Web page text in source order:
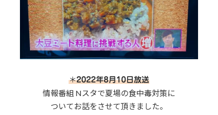
＊2022年8月10日放送
情報番組 Nスタで夏場の食中毒対策に
ついてお話をさせて頂きました。